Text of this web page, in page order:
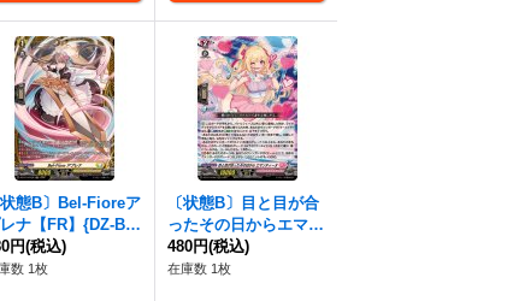
状態B〕Bel-Fioreア
ナ【FR】{DZ-BT
FR32}《ケテルサ
チュアリ》
円(税込)
数 1枚
〔状態B〕目と目が合
ったその日からエマン
ティーヌ【RRR】{DZ-
BT14/020}《リリカル
480円(税込)
在庫数 1枚